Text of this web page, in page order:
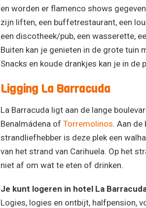
en worden er flamenco shows
zijn liften, een buffetrestaurant, een
een discotheek/pub, een wasserette,
Buiten kan je genieten in de grote tuin
Snacks en koude drankjes kan je in de
Ligging La Barracuda
La Barracuda ligt aan de lange
Benalmádena of Torremolinos. Aan
strandliefhebber is deze plek een
van het strand van Carihuela. Op het
niet af om wat te eten of drinken.
Je kunt logeren in hotel La
Logies, logies en ontbijt, halfpension,